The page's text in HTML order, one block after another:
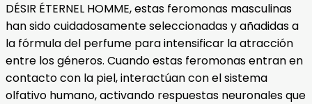
DÉSIR ÉTERNEL HOMME, estas feromonas masculinas
han sido cuidadosamente seleccionadas y añadidas a
la fórmula del perfume para intensificar la atracción
entre los géneros. Cuando estas feromonas entran en
contacto con la piel, interactúan con el sistema
olfativo humano, activando respuestas neuronales que